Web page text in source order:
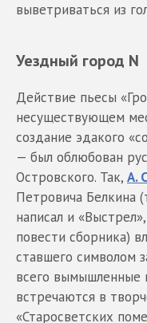
выветриваться из
Уездный город N
Действие пьесы
несуществующем
создание эдакого
— был облюбован
Островского. Так, А.
Петровича Белкина
написал и
повести сборника)
ставшего символом
всего вымышленные
встречаются в
«Старосветских